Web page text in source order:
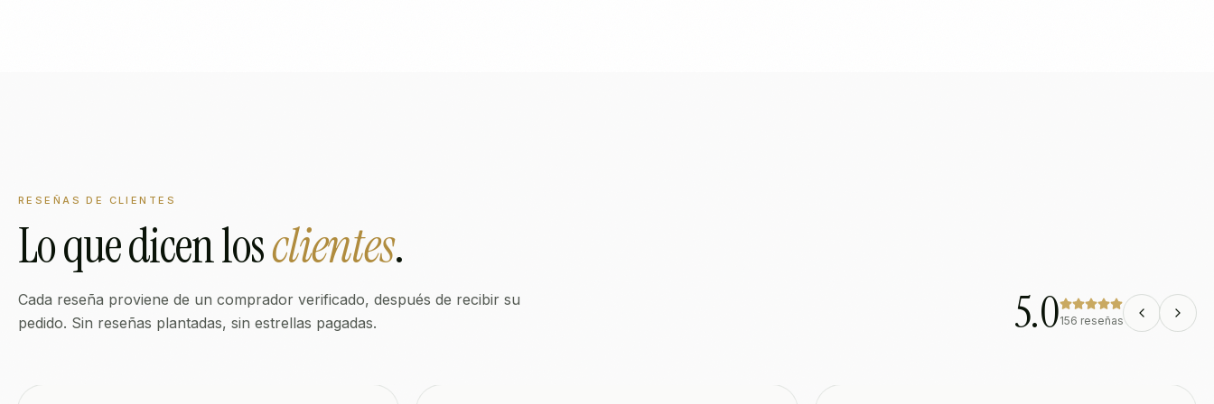
RESEÑAS DE CLIENTES
Lo que dicen losclientes.
Cada reseña proviene de un comprador verificado, después de recibir su
pedido. Sin reseñas plantadas, sin estrellas pagadas.
5.0156 reseñas